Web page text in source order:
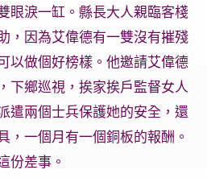
眼淚一缸。縣長大人親臨客棧
，因為艾偉德有一雙沒有摧殘
以做個好榜樣。他邀請艾偉德
下鄉巡視，挨家挨戶監督女人
遣兩個士兵保護她的安全，還
，一個月有一個銅板的報酬。
份差事。